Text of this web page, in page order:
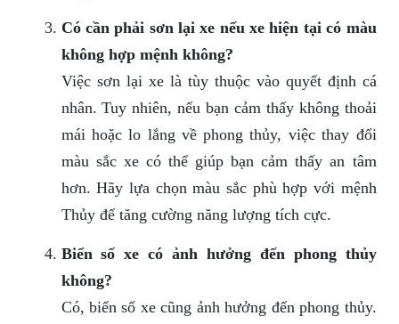
Có cần phải sơn lại xe nếu xe hiện tại có màu
không hợp mệnh không?
Việc sơn lại xe là tùy thuộc vào quyết định cá
nhân. Tuy nhiên, nếu bạn cảm thấy không thoải
mái hoặc lo lắng về phong thủy, việc thay đổi
màu sắc xe có thể giúp bạn cảm thấy an tâm
hơn. Hãy lựa chọn màu sắc phù hợp với mệnh
Thủy để tăng cường năng lượng tích cực.
Biển số xe có ảnh hưởng đến phong thủy
không?
Có, biển số xe cũng ảnh hưởng đến phong thủy.